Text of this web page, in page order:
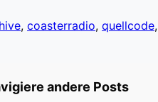
, coasterradio, quellcode,
andere Posts